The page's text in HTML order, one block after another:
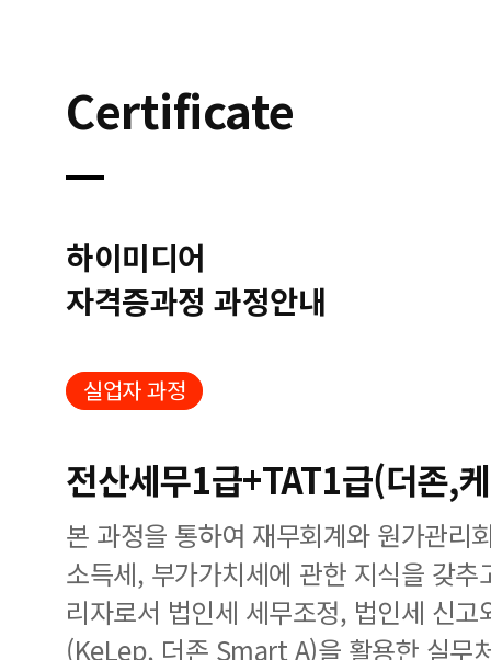
Certificate
하이미디어
자격증과정 과정안내
실업자 과정
전산세무1급+TAT1급(더존,
본 과정을 통하여 재무회계와 원가관리
소득세, 부가가치세에 관한 지식을 갖
리자로서 법인세 세무조정, 법인세 신
(KeLep, 더존 Smart A)을 활용한 실무